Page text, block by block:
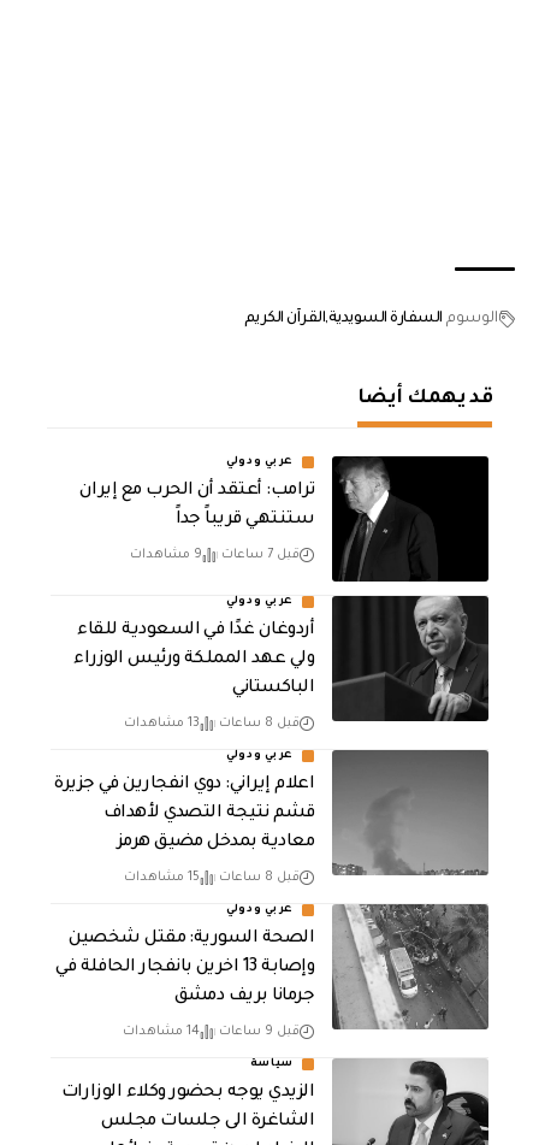
الوسوم السفارة السويديةالقرآن الكريم
قد يهمك أيضا
عربي ودولي
‏ترامب: أعتقد أن الحرب مع إيران
ستنتهي قريباً جداً
قبل 7 ساعات 9 مشاهدات
عربي ودولي
أردوغان غدًا في السعودية للقاء
ولي عهد المملكة ورئيس الوزراء
الباكستاني
قبل 8 ساعات 13 مشاهدات
عربي ودولي
اعلام إيراني: دوي انفجارين في جزيرة
قشم نتيجة التصدي لأهداف
معادية بمدخل مضيق هرمز
قبل 8 ساعات 15 مشاهدات
عربي ودولي
الصحة السورية: مقتل شخصين
وإصابة 13 اخرين بانفجار الحافلة في
جرمانا بريف دمشق
قبل 9 ساعات 14 مشاهدات
سياسة
الزيدي يوجه بحضور وكلاء الوزارات
الشاغرة الى جلسات مجلس